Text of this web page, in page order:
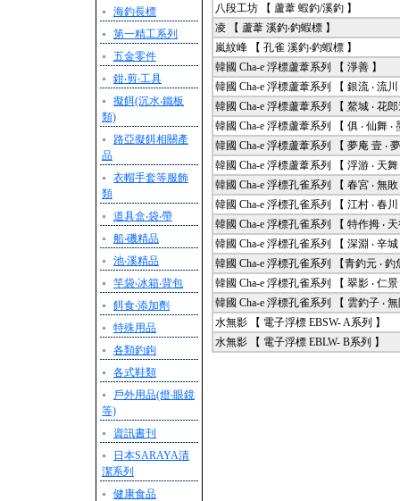
海釣長標
第一精工系列
五金零件
鉗‧剪‧工具
擬餌(沉水‧鐵板
類)
路亞擬餌相關產
品
衣帽手套等服飾
類
道具盒‧袋‧帶
船‧磯精品
池‧溪精品
竿袋‧冰箱‧背包
餌食‧添加劑
特殊用品
各類釣鉤
各式鞋類
戶外用品(燈‧眼鏡
等)
資訊書刊
日本SARAYA清
潔系列
健康食品
八段工坊 【 蘆葦 蝦釣/溪釣 】
凌 【 蘆葦 溪釣‧釣蝦標 】
嵐紋峰 【 孔雀 溪釣‧釣蝦標 】
韓國 Cha-e 浮標蘆葦系列 【 淨善 】
韓國 Cha-e 浮標蘆葦系列 【 銀流 ‧ 流川
韓國 Cha-e 浮標蘆葦系列 【 鰲城 ‧ 花
韓國 Cha-e 浮標蘆葦系列 【 俱 ‧ 仙舞 ‧
韓國 Cha-e 浮標蘆葦系列 【 夢庵 壹 ‧
韓國 Cha-e 浮標蘆葦系列 【 浮游 ‧ 天
韓國 Cha-e 浮標孔雀系列 【 春宮 ‧ 無敗
韓國 Cha-e 浮標孔雀系列 【 江村 ‧ 春川
韓國 Cha-e 浮標孔雀系列 【 特作拇 ‧
韓國 Cha-e 浮標孔雀系列 【 深淵 ‧ 辛城
韓國 Cha-e 浮標孔雀系列 【青釣元 ‧ 釣
韓國 Cha-e 浮標孔雀系列 【 翠影 ‧ 仁景
韓國 Cha-e 浮標孔雀系列 【 雲釣子 ‧ 無
水無影 【 電子浮標 EBSW- A系列 】
水無影 【 電子浮標 EBLW- B系列 】